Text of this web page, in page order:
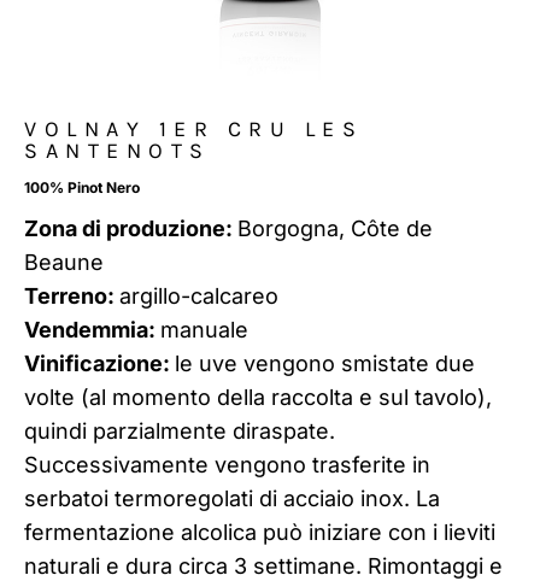
VOLNAY 1ER CRU LES
SANTENOTS
100% Pinot Nero
Zona di produzione: Borgogna, Côte de
Beaune
Terreno: argillo-calcareo
Vendemmia: manuale
Vinificazione: le uve vengono smistate due
volte (al momento della raccolta e sul tavolo),
quindi parzialmente diraspate.
Successivamente vengono trasferite in
serbatoi termoregolati di acciaio inox. La
fermentazione alcolica può iniziare con i lieviti
naturali e dura circa 3 settimane. Rimontaggi e